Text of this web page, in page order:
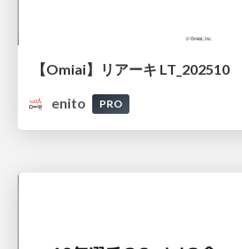
【Omiai】リアーキ LT_202510
enito
PRO